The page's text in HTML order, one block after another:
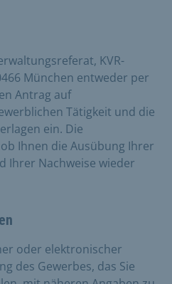
KVR-
München entweder per
Antrag auf
Tätigkeit und die
ein. Die
Ihnen die Ausübung Ihrer
Ihrer Nachweise wieder
oder elektronischer
des Gewerbes, das Sie